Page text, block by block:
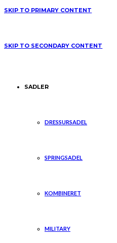
SKIP TO PRIMARY CONTENT
SKIP TO SECONDARY CONTENT
SADLER
DRESSURSADEL
SPRINGSADEL
KOMBINERET
MILITARY